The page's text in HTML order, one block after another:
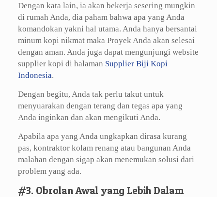
Dengan kata lain, ia akan bekerja sesering mungkin
di rumah Anda, dia paham bahwa apa yang Anda
komandokan yakni hal utama. Anda hanya bersantai
minum kopi nikmat maka Proyek Anda akan selesai
dengan aman. Anda juga dapat mengunjungi website
supplier kopi di halaman Supplier Biji Kopi
Indonesia.
Dengan begitu, Anda tak perlu takut untuk
menyuarakan dengan terang dan tegas apa yang
Anda inginkan dan akan mengikuti Anda.
Apabila apa yang Anda ungkapkan dirasa kurang
pas, kontraktor kolam renang atau bangunan Anda
malahan dengan sigap akan menemukan solusi dari
problem yang ada.
#3. Obrolan Awal yang Lebih Dalam